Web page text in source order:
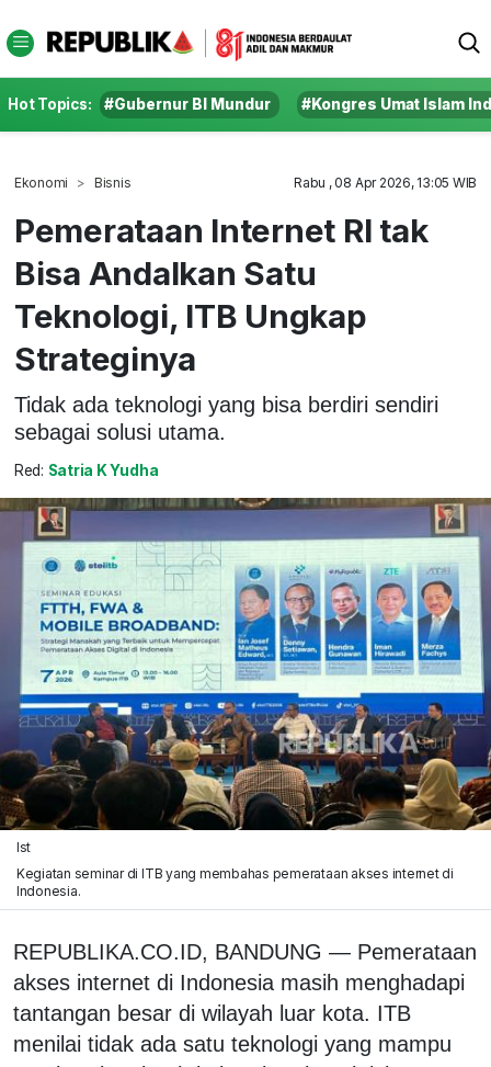
Hot Topics: #Gubernur BI Mundur #Kongres Umat Islam
Ekonomi Bisnis Rabu , 08 Apr 2026, 13:05 WIB
Pemerataan Internet RI tak
Bisa Andalkan Satu
Teknologi, ITB Ungkap
Strateginya
Tidak ada teknologi yang bisa berdiri sendiri
sebagai solusi utama.
Red: Satria K Yudha
Ist
Kegiatan seminar di ITB yang membahas pemerataan akses internet di
Indonesia.
REPUBLIKA.CO.ID, BANDUNG — Pemerataan
akses internet di Indonesia masih menghadapi
tantangan besar di wilayah luar kota. ITB
menilai tidak ada satu teknologi yang mampu